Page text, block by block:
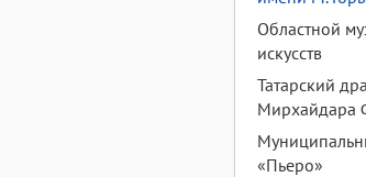
Областной
искусств
Татарский
Мирхайдара
«Пьеро»